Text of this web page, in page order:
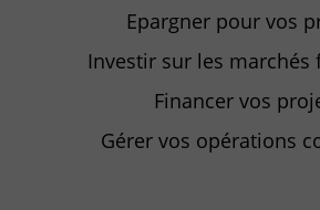
Epargner pour vos
Investir sur les marchés
Financer vos
Gérer vos opérations